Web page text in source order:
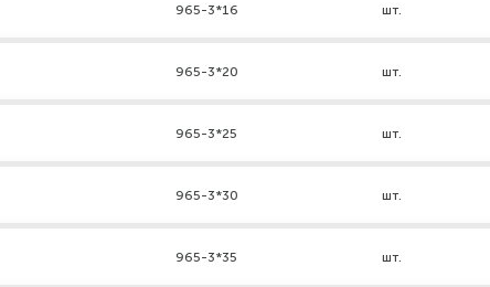
965-3*16 шт.
965-3*20 шт.
965-3*25 шт.
965-3*30 шт.
965-3*35 шт.